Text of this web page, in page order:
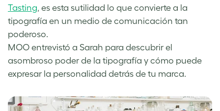
Tasting, es esta sutilidad lo que convierte a la
tipografía en un medio de comunicación tan
poderoso.
MOO entrevistó a Sarah para descubrir el
asombroso poder de la tipografía y cómo puede
expresar la personalidad detrás de tu marca.